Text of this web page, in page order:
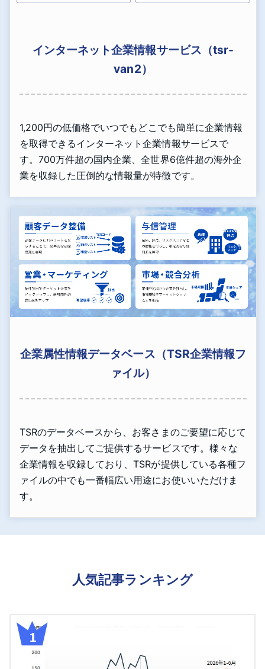
インターネット企業情報サービス（tsr-
van2）
1,200円の低価格でいつでもどこでも簡単に企業情報
を取得できるインターネット企業情報サービスで
す。700万件超の国内企業、全世界6億件超の海外企
業を収録した圧倒的な情報量が特徴です。
企業属性情報データベース（TSR企業情報フ
ァイル）
TSRのデータベースから、お客さまのご要望に応じて
データを抽出してご提供するサービスです。様々な
企業情報を収録しており、TSRが提供している各種フ
ァイルの中でも一番幅広い用途にお使いいただけま
す。
人気記事ランキング